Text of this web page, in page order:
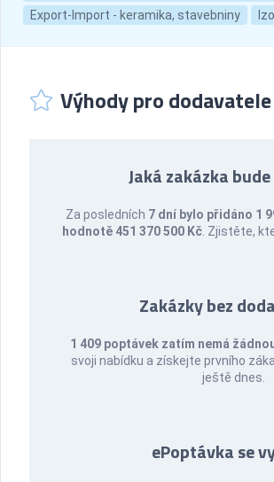
Export-Import - keramika, stavebniny
Výhody pro dodavatele
Jaká zakázka
Za posledních 7 dní bylo přidáno 1
hodnotě 451 370 500 Kč . Zjistěte,
Zakázky bez
1 409 poptávek zatím nemá
svoji nabídku a získejte prvního
ještě dnes.
ePoptávka se